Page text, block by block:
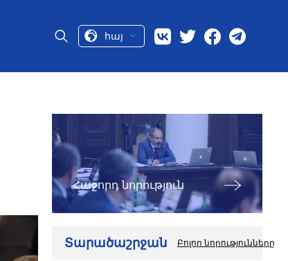
հայ
Հաջորդ նորություն
Տարածաշրջան Բոլոր նորությունները